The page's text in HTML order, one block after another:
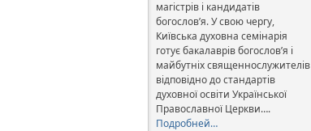
магістрів і кандидатів
богослов’я. У свою чергу,
Київська духовна семінарія
готує бакалаврів богослов’я і
майбутніх священнослужителів
відповідно до стандартів
духовної освіти Української
Православної Церкви….
Подробней…